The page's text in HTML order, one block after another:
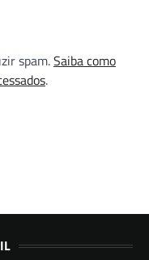
spam.Saiba como
.